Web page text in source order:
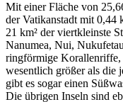
Mit einer Fläche von
der Vatikanstadt mit 0,44
21 km² der viertkleinste
Nanumea, Nui,
ringförmige Korallenriffe,
wesentlich größer als die
gibt es sogar einen
Die übrigen Inseln sind